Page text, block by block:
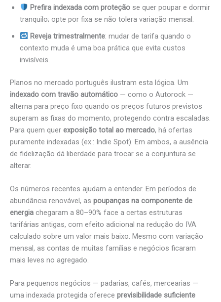
Prefira indexada com proteçãose quer poupar e dormir
tranquilo; opte por fixa se não tolera variação mensal.
Reveja trimestralmente: mudar de tarifa quando o
contexto muda é uma boa prática que evita custos
invisíveis.
Planos no mercado português ilustram esta lógica. Um
indexado com travão automático — como o Autorock —
alterna para preço fixo quando os preços futuros previstos
superam as fixas do momento, protegendo contra escaladas.
Para quem quer exposição total ao mercado, há ofertas
puramente indexadas (ex.: Indie Spot). Em ambos, a ausência
de fidelização dá liberdade para trocar se a conjuntura se
alterar.
Os números recentes ajudam a entender. Em períodos de
abundância renovável, as poupanças na componente de
energia chegaram a 80–90% face a certas estruturas
tarifárias antigas, com efeito adicional na redução do IVA
calculado sobre um valor mais baixo. Mesmo com variação
mensal, as contas de muitas famílias e negócios ficaram
mais leves no agregado.
Para pequenos negócios — padarias, cafés, mercearias —
uma indexada protegida oferece previsibilidade suficiente